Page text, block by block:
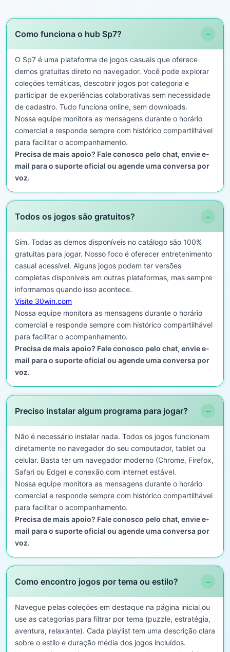
Como funciona o hub Sp7? −
O Sp7 é uma plataforma de jogos casuais que oferece
demos gratuitas direto no navegador. Você pode explorar
coleções temáticas, descobrir jogos por categoria e
participar de experiências colaborativas sem necessidade
de cadastro. Tudo funciona online, sem downloads.
Nossa equipe monitora as mensagens durante o horário
comercial e responde sempre com histórico compartilhável
para facilitar o acompanhamento.
Precisa de mais apoio? Fale conosco pelo chat, envie e-
mail para o suporte oficial ou agende uma conversa por
voz.
Todos os jogos são gratuitos? −
Sim. Todas as demos disponíveis no catálogo são 100%
gratuitas para jogar. Nosso foco é oferecer entretenimento
casual acessível. Alguns jogos podem ter versões
completas disponíveis em outras plataformas, mas sempre
informamos quando isso acontece.
Visite 30win.com
Nossa equipe monitora as mensagens durante o horário
comercial e responde sempre com histórico compartilhável
para facilitar o acompanhamento.
Precisa de mais apoio? Fale conosco pelo chat, envie e-
mail para o suporte oficial ou agende uma conversa por
voz.
Preciso instalar algum programa para jogar? −
Não é necessário instalar nada. Todos os jogos funcionam
diretamente no navegador do seu computador, tablet ou
celular. Basta ter um navegador moderno (Chrome, Firefox,
Safari ou Edge) e conexão com internet estável.
Nossa equipe monitora as mensagens durante o horário
comercial e responde sempre com histórico compartilhável
para facilitar o acompanhamento.
Precisa de mais apoio? Fale conosco pelo chat, envie e-
mail para o suporte oficial ou agende uma conversa por
voz.
Como encontro jogos por tema ou estilo? −
Navegue pelas coleções em destaque na página inicial ou
use as categorias para filtrar por tema (puzzle, estratégia,
aventura, relaxante). Cada playlist tem uma descrição clara
sobre o estilo e duração média dos jogos incluídos.